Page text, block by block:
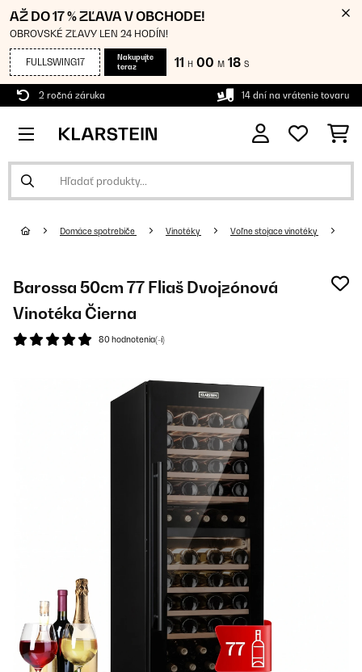
AŽ DO 17 % ZĽAVA V OBCHODE!
OBROVSKÉ ZĽAVY LEN 24 HODÍN!
FULLSWING17
Nakupujte
teraz
11 H 00 M 18 S
2 ročná záruka 14 dní na vrátenie tovaru
Domáce spotrebiče Vinotéky Voľne stojace vinotéky
Barossa 50cm 77 Fliaš Dvojzónová
Vinotéka Čierna
80 hodnotenia(-í)